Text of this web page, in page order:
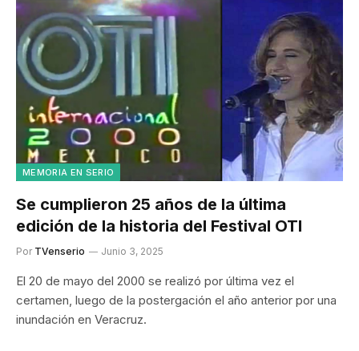
MEMORIA EN SERIO
Se cumplieron 25 años de la última
edición de la historia del Festival OTI
Por TVenserio Junio 3, 2025
El 20 de mayo del 2000 se realizó por última vez el
certamen, luego de la postergación el año anterior por una
inundación en Veracruz.